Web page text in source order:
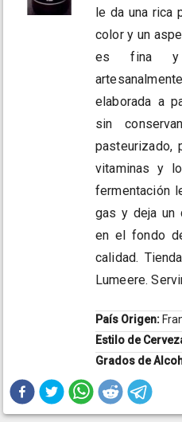
le da una rica
color y un
es fina y
elaborada a
sin
pasteurizado,
vitaminas y
fermentación
gas y deja un
en el fondo
calidad.
Lumeere.
País Origen:
Estilo de
Grados de